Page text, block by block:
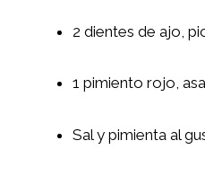
2 dientes de ajo,
1 pimiento rojo,
Sal y pimienta al